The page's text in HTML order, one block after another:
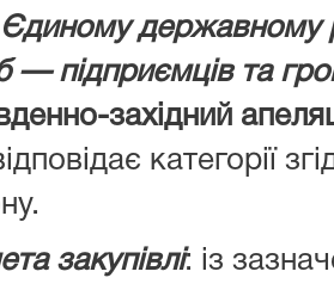
державному
— підприємців та
західний
категорії
закупівлі: із